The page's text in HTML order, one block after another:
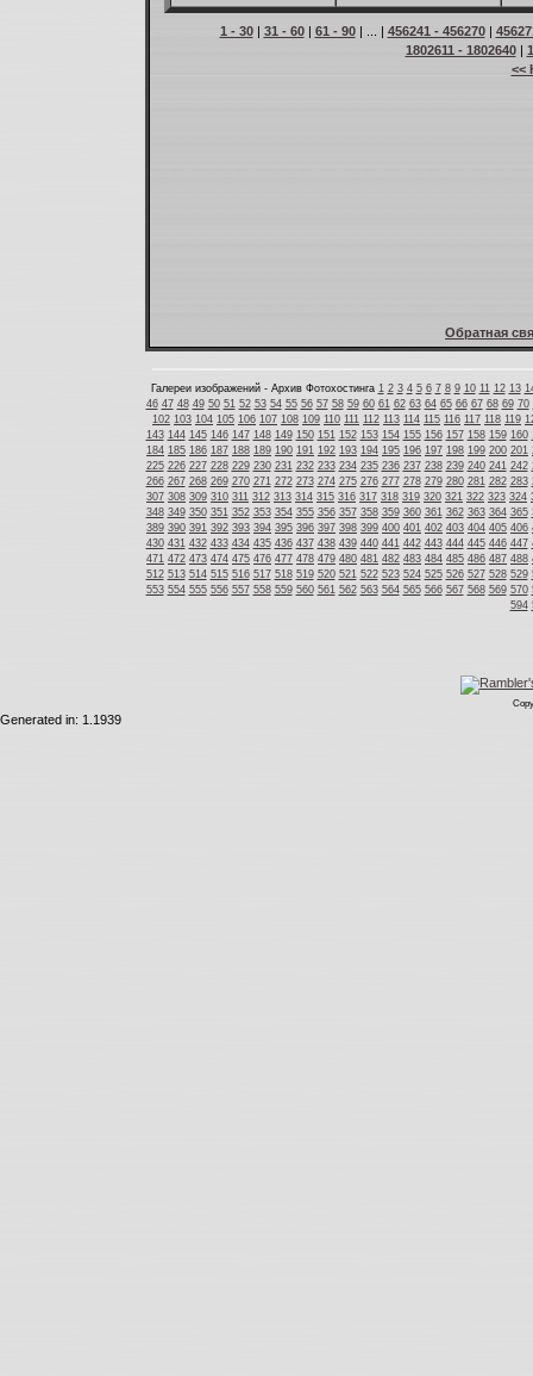
1 - 30| 31 - 60| 61 - 90| ... | 456241 - 456270|
1802611 - 1802640|
<<
Обратная
Галереи изображений - Архив Фотохостинга 1 2 3 4 5 6 7 8 9 10 11 12 13
46 47 48 49 50 51 52 53 54 55 56 57 58 59 60 61 62 63 64 65 66 67 68 69 70
102 103 104 105 106 107 108 109 110 111 112 113 114 115 116 117 118 119
143 144 145 146 147 148 149 150 151 152 153 154 155 156 157 158 159 160
184 185 186 187 188 189 190 191 192 193 194 195 196 197 198 199 200 201
225 226 227 228 229 230 231 232 233 234 235 236 237 238 239 240 241 242
266 267 268 269 270 271 272 273 274 275 276 277 278 279 280 281 282 283
307 308 309 310 311 312 313 314 315 316 317 318 319 320 321 322 323 324
348 349 350 351 352 353 354 355 356 357 358 359 360 361 362 363 364 365
389 390 391 392 393 394 395 396 397 398 399 400 401 402 403 404 405 406
430 431 432 433 434 435 436 437 438 439 440 441 442 443 444 445 446 447
471 472 473 474 475 476 477 478 479 480 481 482 483 484 485 486 487 488
512 513 514 515 516 517 518 519 520 521 522 523 524 525 526 527 528 529
553 554 555 556 557 558 559 560 561 562 563 564 565 566 567 568 569 570
594
Generated in: 1.1939